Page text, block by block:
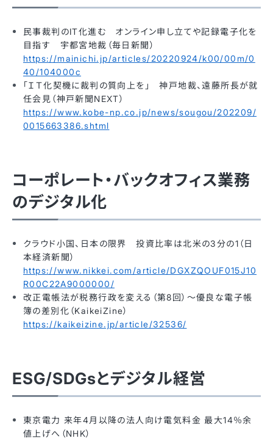
民事裁判のIT化進む オンライン申し立てや記録電子化を
目指す 宇都宮地裁（毎日新聞）
https://mainichi.jp/articles/20220924/k00/00m/0
40/104000c
「ＩＴ化契機に裁判の質向上を」 神戸地裁、遠藤所長が就
任会見（神戸新聞NEXT）
https://www.kobe-np.co.jp/news/sougou/202209/
0015663386.shtml
コーポレート・バックオフィス業務
のデジタル化
クラウド小国、日本の限界 投資比率は北米の3分の1（日
本経済新聞）
https://www.nikkei.com/article/DGXZQOUF015J10
R00C22A9000000/
改正電帳法が税務行政を変える（第8回）～優良な電子帳
簿の差別化（KaikeiZine）
https://kaikeizine.jp/article/32536/
ESG/SDGsとデジタル経営
東京電力 来年4月以降の法人向け電気料金 最大14％余
値上げへ（NHK）